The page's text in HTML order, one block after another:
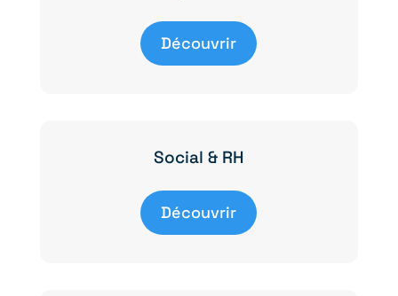
Découvrir
Social & RH
Découvrir